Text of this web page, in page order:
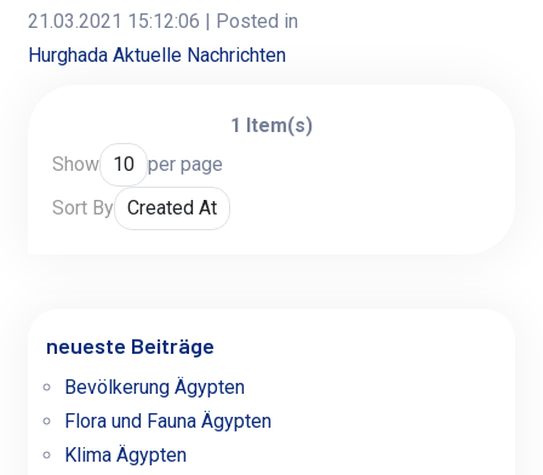
21.03.2021 15:12:06 | Posted in
Hurghada Aktuelle Nachrichten
1 Item(s)
Show
per page
Sort By
neueste Beiträge
Bevölkerung Ägypten
Flora und Fauna Ägypten
Klima Ägypten